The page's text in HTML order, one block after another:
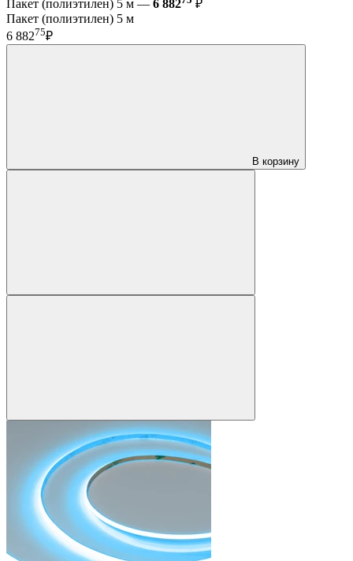
Пакет (полиэтилен) 5 м — 6 882
₽
Пакет (полиэтилен) 5 м
6 88275₽
В корзину